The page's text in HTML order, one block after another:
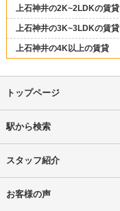
上石神井の2K~2LDKの賃貸
上石神井の3K~3LDKの賃貸
上石神井の4K以上の賃貸
トップページ
駅から検索
スタッフ紹介
お客様の声